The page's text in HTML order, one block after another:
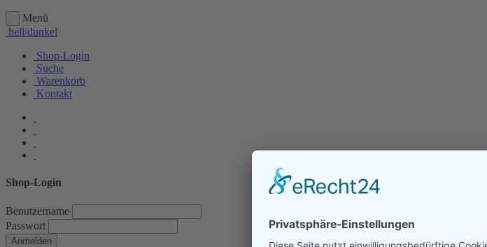
Menü
hell/dunkel
Shop-Login
Suche
Warenkorb
Kontakt
Shop-Login
Benutzername
Passwort
Anmelden